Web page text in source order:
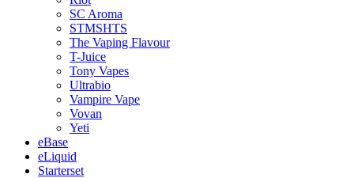
SC Aroma
STMSHTS
The Vaping Flavour
T-Juice
Tony Vapes
Ultrabio
Vampire Vape
Vovan
Yeti
eBase
eLiquid
Starterset